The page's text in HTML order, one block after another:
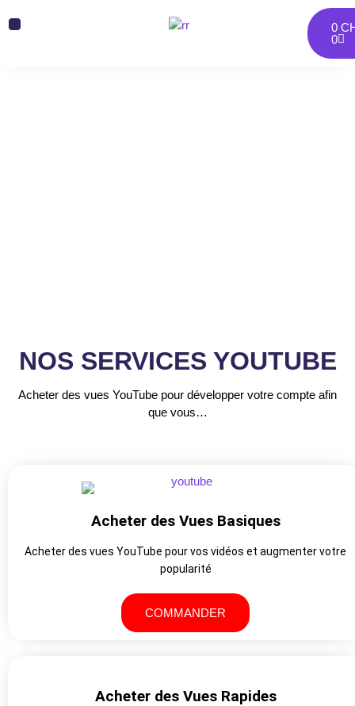
0
0
NOS SERVICES YOUTUBE
Acheter des vues YouTube pour développer votre compte afin
que vous…
Acheter des Vues Basiques
Acheter des vues YouTube pour vos vidéos et augmenter votre
popularité
COMMANDER
Acheter des Vues Rapides